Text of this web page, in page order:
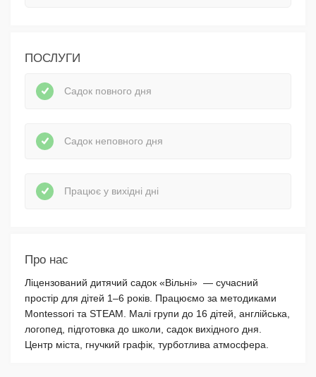
ПОСЛУГИ
Садок повного дня
Садок неповного дня
Працює у вихідні дні
Про нас
Ліцензований дитячий садок «Вільні» — сучасний
простір для дітей 1–6 років. Працюємо за методиками
Montessori та STEAM. Малі групи до 16 дітей, англійська,
логопед, підготовка до школи, садок вихідного дня.
Центр міста, гнучкий графік, турботлива атмосфера.